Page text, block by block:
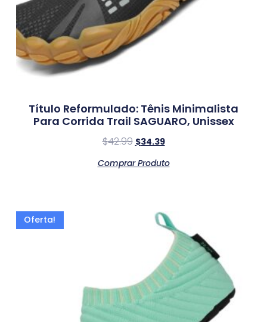
Título Reformulado: Tênis Minimalista
Para Corrida Trail SAGUARO, Unissex
$42.99 $34.39
Comprar Produto
Oferta!